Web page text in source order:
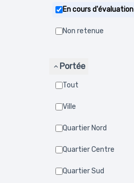
En cours d'évaluation
Non retenue
Portée
Tout
Ville
Quartier Nord
Quartier Centre
Quartier Sud